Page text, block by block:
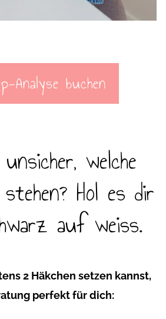
Analyse buchen
welche
Hol es dir
auf weiss.
2 Häkchen setzen kannst,
perfekt für dich: